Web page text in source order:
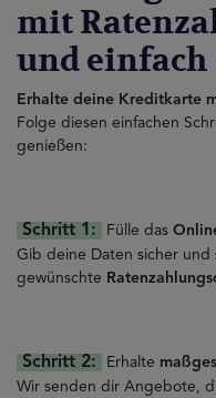
mit
und einfach
Erhalte deine Kreditkarte
Folge diesen einfachen
genießen:
Schritt 1: Fülle das
Gib deine Daten sicher und
gewünschte
Schritt 2: Erhalte
Wir senden dir Angebote,